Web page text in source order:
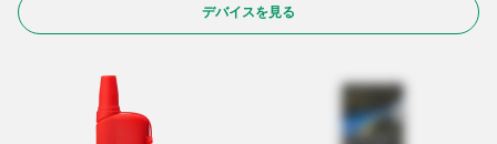
デバイスを見る